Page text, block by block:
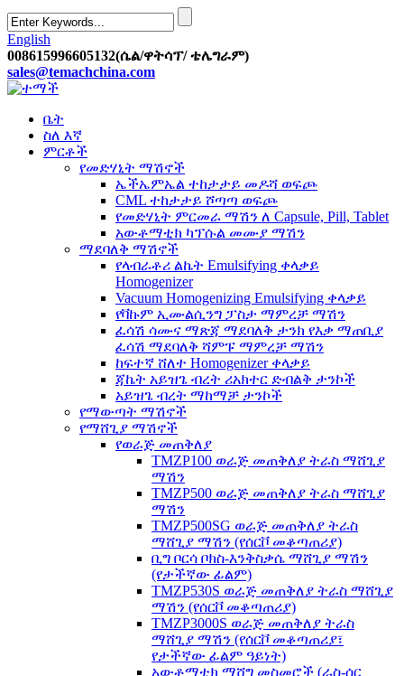
English
008615996605132(ሴል/ዋትሳፕ/ ቴሌግራም)
sales@temachchina.com
ቤት
ስለ እኛ
ምርቶች
የመድሃኒት ማሽኖች
ኤችኤምኤል ተከታታይ መዶሻ ወፍጮ
CML ተከታታይ ሾጣጣ ወፍጮ
የመድሃኒት ምርመራ ማሽን ለ Capsule, Pill, Tablet
አውቶማቲክ ካፕሱል መሙያ ማሽን
ማደባለቅ ማሽኖች
የላብራቶሪ ልኬት Emulsifying ቀላቃይ
Homogenizer
Vacuum Homogenizing Emulsifying ቀላቃይ
የቫኩም ኢሙልሲንግ ፓስታ ማምረቻ ማሽን
ፈሳሽ ሳሙና ማጽጃ ማደባለቅ ታንክ የእቃ ማጠቢያ
ፈሳሽ ማደባለቅ ሻምፑ ማምረቻ ማሽን
ከፍተኛ ሸለተ Homogenizer ቀላቃይ
ጃኬት አይዝጌ ብረት ሪአክተር ድብልቅ ታንኮች
አይዝጌ ብረት ማከማቻ ታንኮች
የማውጣት ማሽኖች
የማሸጊያ ማሽኖች
የወራጅ መጠቅለያ
TMZP100 ወራጅ መጠቅለያ ትራስ ማሸጊያ
ማሽን
TMZP500 ወራጅ መጠቅለያ ትራስ ማሸጊያ
ማሽን
TMZP500SG ወራጅ መጠቅለያ ትራስ
ማሸጊያ ማሽን (የሰርቮ መቆጣጠሪያ)
ቢግ ቦርሳ ቦክስ-እንቅስቃሴ ማሸጊያ ማሽን
(የታችኛው ፊልም)
TMZP530S ወራጅ መጠቅለያ ትራስ ማሸጊያ
ማሽን (የሰርቮ መቆጣጠሪያ)
TMZP3000S ወራጅ መጠቅለያ ትራስ
ማሸጊያ ማሽን (የሰርቮ መቆጣጠሪያ፣
የታችኛው ፊልም ዓይነት)
አውቶማቲክ ማሸግ መስመሮች (ራስ-ሰር